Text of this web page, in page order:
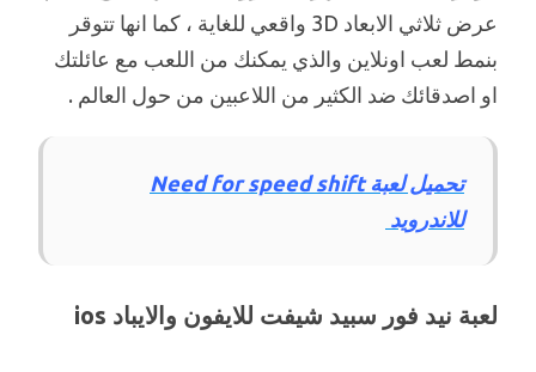
عرض ثلاثي الابعاد 3D واقعي للغاية ، كما انها تتوقر
بنمط لعب اونلاين والذي يمكنك من اللعب مع عائلتك
او اصدقائك ضد الكثير من اللاعبين من حول العالم .
تحميل لعبة Need for speed shift
للاندرويد
لعبة نيد فور سبيد شيفت للايفون والايباد ios